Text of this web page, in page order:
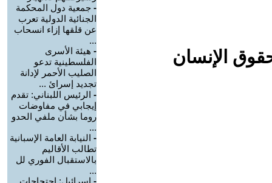
الإنسان
- جمعية دول المحكمة
الجنائية الدولية تعرب
عن قلقها إزاء انسحاب
...
- هيئة الأسرى
الفلسطينية تدعو
الصليب الأحمر لإدانة
تجديد إسرائ ...
- الرئيس اللبناني: تقدم
إيجابي في مفاوضات
روما بشأن ملفي الحدو
...
- النيابة العامة الإسبانية
تطالب الأقاليم
بالاستقبال الفوري لل
...
- إسرائيل: احتجاجات